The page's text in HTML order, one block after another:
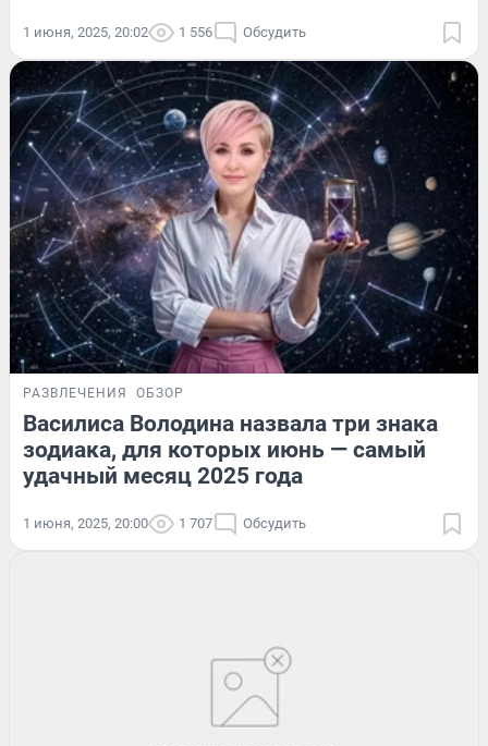
1 июня, 2025, 20:02 1 556 Обсудить
РАЗВЛЕЧЕНИЯ ОБЗОР
Василиса Володина назвала три знака
зодиака, для которых июнь — самый
удачный месяц 2025 года
1 июня, 2025, 20:00 1 707 Обсудить